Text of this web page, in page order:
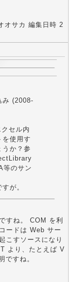
オサカ 編集日時 2
み (2008-
セル内
を使用す
うか？参
等のサン
が。
すね。 COM を利
ードは Web サー
こすソースになり
より、たとえば V
ですね。